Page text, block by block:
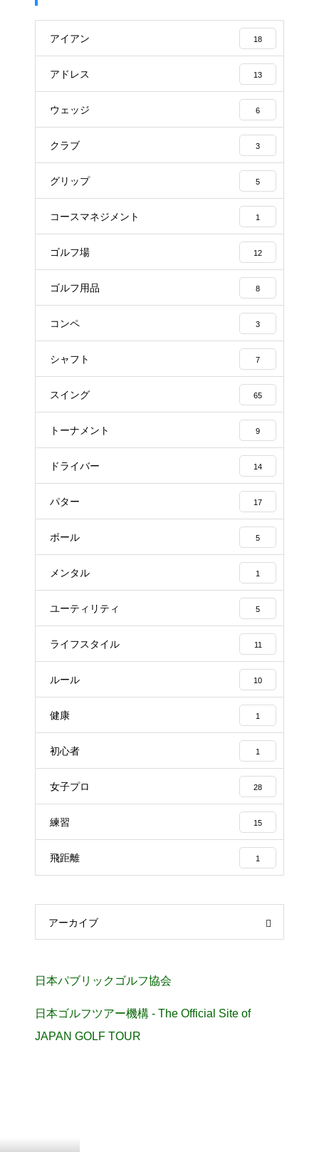
アイアン 18
アドレス 13
ウェッジ 6
クラブ 3
グリップ 5
コースマネジメント 1
ゴルフ場 12
ゴルフ用品 8
コンペ 3
シャフト 7
スイング 65
トーナメント 9
ドライバー 14
パター 17
ボール 5
メンタル 1
ユーティリティ 5
ライフスタイル 11
ルール 10
健康 1
初心者 1
女子プロ 28
練習 15
飛距離 1
アーカイブ
日本パブリックゴルフ協会
日本ゴルフツアー機構 - The Official Site of
JAPAN GOLF TOUR